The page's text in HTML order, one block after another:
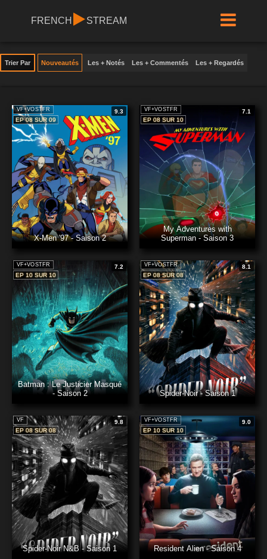
FRENCH STREAM
Trier Par Nouveautés Les + Notés Les + Commentés Les + Regardés
VF+VOSTFR
9.3
EP 08 SUR 09
X-Men '97 - Saison 2
VF+VOSTFR
7.1
EP 08 SUR 10
My Adventures with
Superman - Saison 3
VF+VOSTFR
7.2
EP 10 SUR 10
Batman : Le Justicier Masqué
- Saison 2
VF+VOSTFR
8.1
EP 08 SUR 08
Spider-Noir - Saison 1
VF
9.8
EP 08 SUR 08
Spider-Noir N&B - Saison 1
VF+VOSTFR
9.0
EP 10 SUR 10
Resident Alien - Saison 4